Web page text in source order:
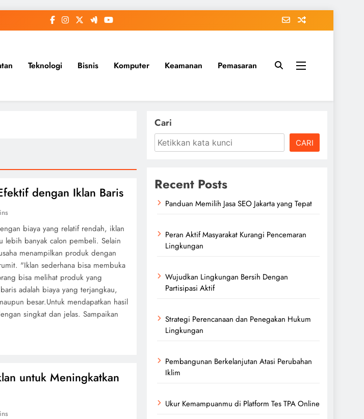
Teknologi Bisnis Komputer Keamanan Pemasaran
dengan Iklan Baris
biaya yang relatif rendah, iklan
lebih banyak calon pembeli. Selain
menampilkan produk dengan
"Iklan sederhana bisa membuka
bisa melihat produk yang
adalah biaya yang terjangkau,
besar.Untuk mendapatkan hasil
singkat dan jelas. Sampaikan
untuk Meningkatkan
Cari
CARI
Recent Posts
Panduan Memilih Jasa SEO Jakarta yang Tepat
Peran Aktif Masyarakat Kurangi Pencemaran
Lingkungan
Wujudkan Lingkungan Bersih Dengan
Partisipasi Aktif
Strategi Perencanaan dan Penegakan Hukum
Lingkungan
Pembangunan Berkelanjutan Atasi Perubahan
Iklim
Ukur Kemampuanmu di Platform Tes TPA Online